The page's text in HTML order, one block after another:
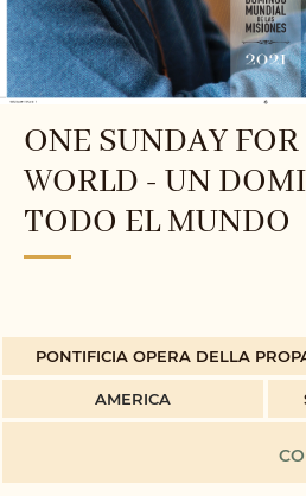
ONE SUNDAY
WORLD - UN
TODO EL MUNDO
PONTIFICIA OPERA DELLA
AMERICA